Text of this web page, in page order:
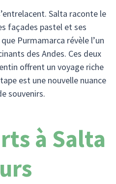
Salta raconte le
façades pastel et ses
Purmamarca révèle l’un
des Andes. Ces deux
offrent un voyage riche
est une nouvelle nuance
souvenirs.
à Salta